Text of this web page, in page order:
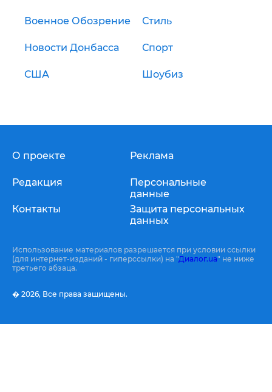
Военное Обозрение Стиль
Новости Донбасса Спорт
США Шоубиз
О проекте
Редакция
Контакты
Реклама
Персональные
данные
Защита персональных
данных
Использование материалов разрешается при условии ссылки
(для интернет-изданий - гиперссылки) на "Диалог.ua" не ниже
третьего абзаца.
� 2026, Все права защищены.